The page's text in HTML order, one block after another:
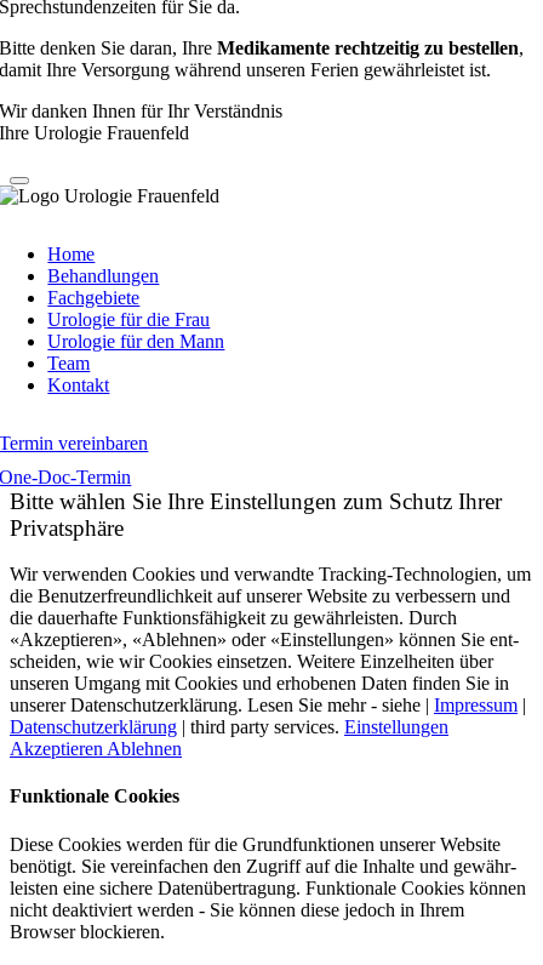
Sprechstundenzeiten für Sie da.
Bitte denken Sie daran, IhreMedikamente rechtzeitig zu bestellen,
damit Ihre Versorgung während unseren Ferien gewährleistet ist.
Wir danken Ihnen für Ihr Verständnis
Ihre Urologie Frauenfeld
Home
Behandlungen
Fachgebiete
Urologie für die Frau
Urologie für den Mann
Team
Kontakt
Termin vereinbaren
One-Doc-Termin
Bitte wählen Sie Ihre Einstellungen zum Schutz Ihrer
Privatsphäre
Wir verwenden Cookies und verwandte Tracking-Technologien, um
die Benutzer­freundlich­keit auf unserer Website zu ver­bessern und
die dauer­hafte Funktions­fähig­keit zu gewähr­leisten. Durch
«Akzeptieren», «Ablehnen» oder «Einstellungen» können Sie ent­
scheiden, wie wir Cookies einsetzen. Weitere Einzel­heiten über
unseren Umgang mit Cookies und er­hobenen Daten finden Sie in
unserer Datens­chutz­erklärung. Lesen Sie mehr - siehe | Impressum |
Datenschutzerklärung | third party services. Einstellungen
Akzeptieren Ablehnen
Funktionale Cookies
Diese Cookies werden für die Grund­funktio­nen unserer Website
benötigt. Sie verein­fachen den Zugriff auf die Inhalte und gewähr­
leisten eine sichere Daten­über­tragung. Funktionale Cookies können
nicht deaktiviert werden - Sie können diese jedoch in Ihrem
Browser blockieren.